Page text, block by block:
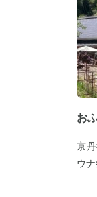
お
京
ウ